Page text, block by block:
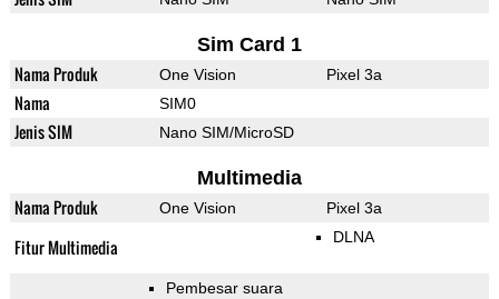
Sim Card 1
Nama Produk One Vision Pixel 3a
Nama SIM0
Jenis SIM Nano SIM/MicroSD
Multimedia
Nama Produk One Vision Pixel 3a
Fitur Multimedia DLNA
Pembesar suara